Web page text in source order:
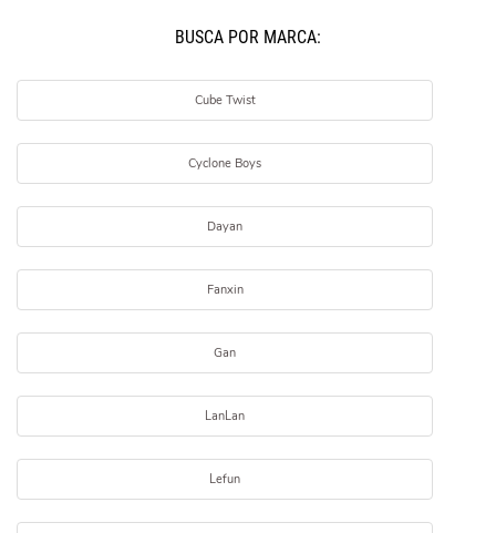
BUSCÁ POR MARCA:
Cube Twist
Cyclone Boys
Dayan
Fanxin
Gan
LanLan
Lefun